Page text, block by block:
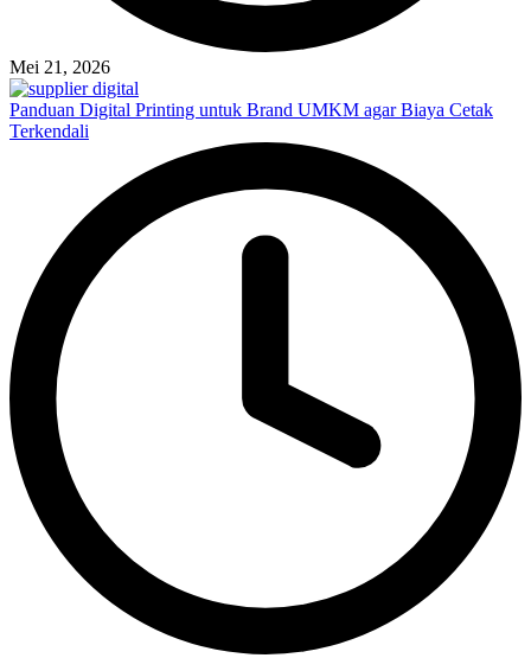
Mei 21, 2026
Panduan Digital Printing untuk Brand UMKM agar Biaya Cetak
Terkendali